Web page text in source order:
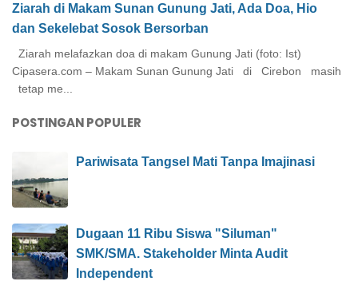
Ziarah di Makam Sunan Gunung Jati, Ada Doa, Hio
dan Sekelebat Sosok Bersorban
Ziarah melafazkan doa di makam Gunung Jati (foto: Ist)
Cipasera.com – Makam Sunan Gunung Jati di Cirebon masih
tetap me...
POSTINGAN POPULER
Pariwisata Tangsel Mati Tanpa Imajinasi
Dugaan 11 Ribu Siswa "Siluman"
SMK/SMA. Stakeholder Minta Audit
Independent